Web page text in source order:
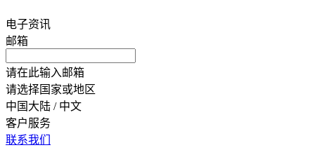
电子资讯
邮箱
请在此输入邮箱
请选择国家或地区
中国大陆 / 中文
客户服务
联系我们